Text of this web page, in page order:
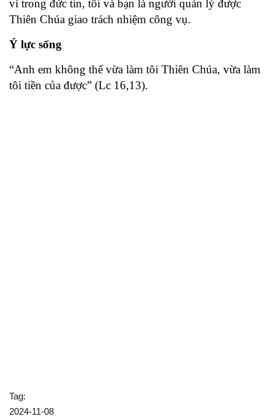
vì trong đức tin, tôi và bạn là người quản lý được
Thiên Chúa giao trách nhiệm công vụ.
Ý lực sống
“Anh em không thể vừa làm tôi Thiên Chúa, vừa làm
tôi tiền của được” (Lc 16,13).
Tag:
2024-11-08